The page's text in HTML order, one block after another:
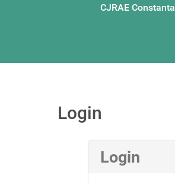
CJRAE Constanta
Login
Login